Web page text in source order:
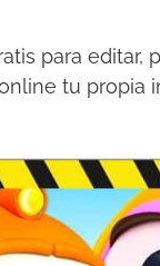
para editar,
tu propia